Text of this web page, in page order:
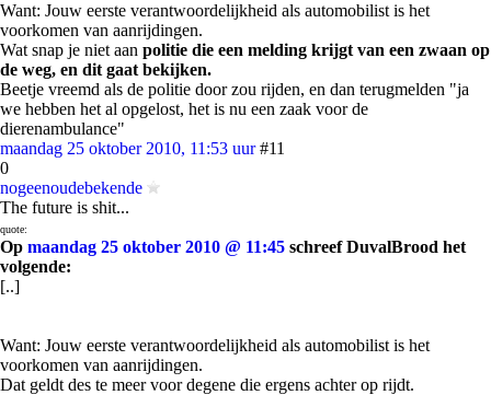
Want: Jouw eerste verantwoordelijkheid als automobilist is het
voorkomen van aanrijdingen.
Wat snap je niet aan politie die een melding krijgt van een zwaan op
de weg, en dit gaat bekijken.
Beetje vreemd als de politie door zou rijden, en dan terugmelden "ja
we hebben het al opgelost, het is nu een zaak voor de
dierenambulance"
maandag 25 oktober 2010, 11:53 uur #11
0
nogeenoudebekende
The future is shit...
quote:
Op maandag 25 oktober 2010 @ 11:45 schreef DuvalBrood het
volgende:
[..]
Want: Jouw eerste verantwoordelijkheid als automobilist is het
voorkomen van aanrijdingen.
Dat geldt des te meer voor degene die ergens achter op rijdt.